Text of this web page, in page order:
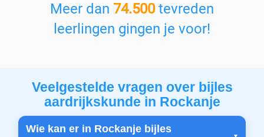
Meer dan 74.500tevreden
leerlingen gingen je voor!
Veelgestelde vragen over bijles
aardrijkskunde in Rockanje
Wie kan er in Rockanje bijles